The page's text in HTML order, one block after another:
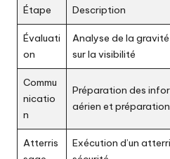
Étape Description
Évaluati
on
Analyse de la
sur la visibilité
Commu
nicatio
n
Préparation des
aérien et
Atterris
Exécution d’un